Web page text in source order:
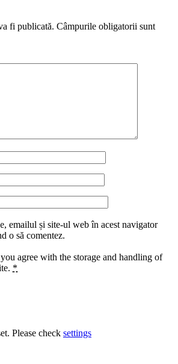
fi publicată. Câmpurile obligatorii sunt
emailul și site-ul web în acest navigator
o să comentez.
agree with the storage and handling of
*
Please check settings